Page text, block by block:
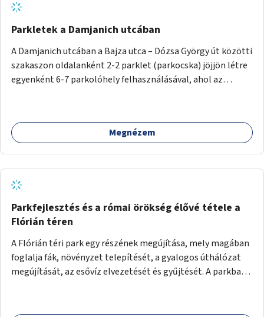
Parkletek a Damjanich utcában
A Damjanich utcában a Bajza utca – Dózsa György út közötti
szakaszon oldalanként 2-2 parklet (parkocska) jöjjön létre
egyenként 6-7 parkolóhely felhasználásával, ahol az
Megnézem
Parkfejlesztés és a római örökség élővé tétele a
Flórián téren
A Flórián téri park egy részének megújítása, mely magában
foglalja fák, növényzet telepítését, a gyalogos úthálózat
megújítását, az esővíz elvezetését és gyűjtését. A parkba